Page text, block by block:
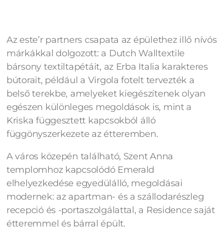
Az este’r partners csapata az épülethez illő nívós
márkákkal dolgozott: a Dutch Walltextile
bársony textiltapétáit, az Erba Italia karakteres
bútorait, például a Virgola fotelt tervezték a
belső terekbe, amelyeket kiegészítenek olyan
egészen különleges megoldások is, mint a
Kriska függesztett kapcsokból álló
függönyszerkezete az étteremben.
A város közepén található, Szent Anna
templomhoz kapcsolódó Emerald
elhelyezkedése egyedülálló, megoldásai
modernek: az apartman- és a szállodarészleg
recepció és -portaszolgálattal, a Residence saját
étteremmel és bárral épült.